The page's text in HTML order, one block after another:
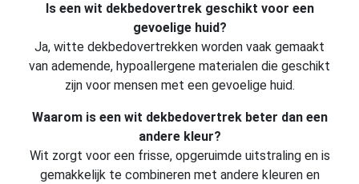
Is een wit dekbedovertrek geschikt voor een
gevoelige huid?
Ja, witte dekbedovertrekken worden vaak gemaakt
van ademende, hypoallergene materialen die geschikt
zijn voor mensen met een gevoelige huid.
Waarom is een wit dekbedovertrek beter dan een
andere kleur?
Wit zorgt voor een frisse, opgeruimde uitstraling en is
gemakkelijk te combineren met andere kleuren en